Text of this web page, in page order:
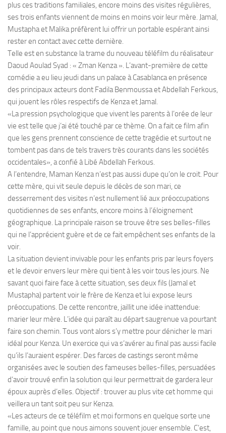
plus ces traditions familiales, encore moins des visites régulières,
ses trois enfants viennent de moins en moins voir leur mère. Jamal,
Mustapha et Malika préfèrent lui offrir un portable espérant ainsi
rester en contact avec cette dernière.
Telle est en substance la trame du nouveau téléfilm du réalisateur
Daoud Aoulad Syad : « Zman Kenza ». L’avant-première de cette
comédie a eu lieu jeudi dans un palace à Casablanca en présence
des principaux acteurs dont Fadila Benmoussa et Abdellah Ferkous,
qui jouent les rôles respectifs de Kenza et Jamal.
«La pression psychologique que vivent les parents à l’orée de leur
vie est telle que j’ai été touché par ce thème. On a fait ce film afin
que les gens prennent conscience de cette tragédie et surtout ne
tombent pas dans de tels travers très courants dans les sociétés
occidentales», a confié à Libé Abdellah Ferkous.
A l’entendre, Maman Kenza n’est pas aussi dupe qu’on le croit. Pour
cette mère, qui vit seule depuis le décès de son mari, ce
desserrement des visites n’est nullement lié aux préoccupations
quotidiennes de ses enfants, encore moins à l’éloignement
géographique. La principale raison se trouve être ses belles-filles
qui ne l’apprécient guère et de ce fait empêchent ses enfants de la
voir.
La situation devient invivable pour les enfants pris par leurs foyers
et le devoir envers leur mère qui tient à les voir tous les jours. Ne
savant quoi faire face à cette situation, ses deux fils (Jamal et
Mustapha) partent voir le frère de Kenza et lui expose leurs
préoccupations. De cette rencontre, jaillit une idée inattendue:
marier leur mère. L’idée qui paraît au départ saugrenue va pourtant
faire son chemin. Tous vont alors s’y mettre pour dénicher le mari
idéal pour Kenza. Un exercice qui va s’avérer au final pas aussi facile
qu’ils l’auraient espérer. Des farces de castings seront même
organisées avec le soutien des fameuses belles-filles, persuadées
d’avoir trouvé enfin la solution qui leur permettrait de gardera leur
époux auprès d’elles. Objectif : trouver au plus vite cet homme qui
veillera un tant soit peu sur Kenza.
«Les acteurs de ce téléfilm et moi formons en quelque sorte une
famille, au point que nous aimons souvent jouer ensemble. C’est,